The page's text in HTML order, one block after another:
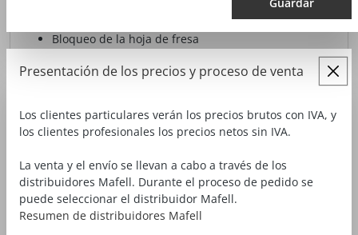
Bloqueo de la hoja de fresa
Bolsa recogedora de virutas de gran capacidad
desde2.336,00 €*
MOSTRAR ACCESORIOS VISTA DETALLADA
Presentación de los precios y proceso de venta
Los clientes particulares verán los precios brutos con IVA, y
los clientes profesionales los precios netos sin IVA.
La venta y el envío se llevan a cabo a través de los
distribuidores Mafell. Durante el proceso de pedido se
puede seleccionar el distribuidor Mafell.
Resumen de distribuidores Mafell